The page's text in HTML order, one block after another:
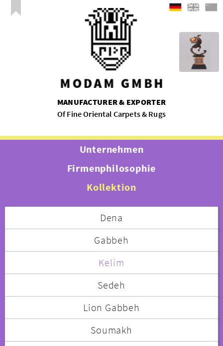
MANUFACTURER & EXPORTER
Of Fine Oriental Carpets & Rugs
Unternehmen
Firmenphilosophie
Kollektion
Dena
Gabbeh
Kelim
Sedeh
Lion Gabbeh
Soumakh